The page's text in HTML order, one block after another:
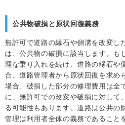
公共物破損と原状回復義務
無許可で道路の縁石や側溝を改変し
は、公共物の破損に該当します。も
理な乗り入れを続け、道路の縁石や
合、道路管理者から原状回復を求め
場合、破損した部分の修理費用は全
に、無許可での改変や破損に対して
る可能性もあります。道路は公共の
管理は利用者全体の義務であること